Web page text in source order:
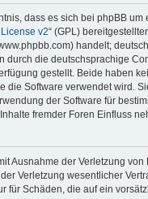
dass es sich bei phpBB um
v2“ (GPL)
handelt;
durch die deutschsprachige
gestellt. Beide haben
die Software verwendet wird.
der Software für
fremder Foren Einfluss
Ausnahme der Verletzung von
Verletzung wesentlicher
für Schäden, die auf ein